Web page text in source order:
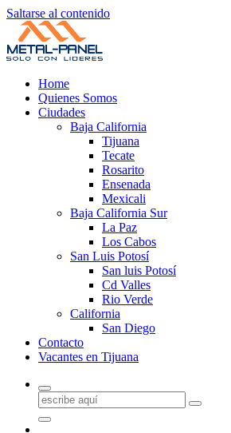
Saltarse al contenido
Home
Quienes Somos
Ciudades
Baja California
Tijuana
Tecate
Rosarito
Ensenada
Mexicali
Baja California Sur
La Paz
Los Cabos
San Luis Potosí
San luis Potosí
Cd Valles
Rio Verde
California
San Diego
Contacto
Vacantes en Tijuana